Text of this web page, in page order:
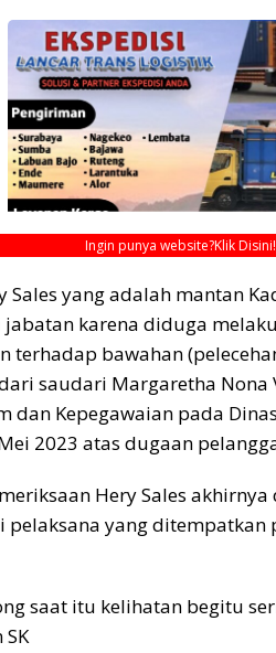
Ingin punya website?Klik
Sales yang adalah mantan
karena diduga
terhadap bawahan
saudari Margaretha Nona
dan Kepegawaian pada
2023 atas dugaan
Hery Sales
pelaksana yang ditempatkan
saat itu kelihatan begitu